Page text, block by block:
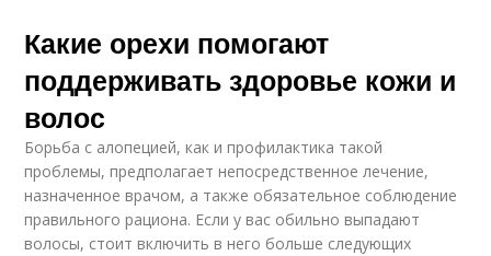
Какие орехи помогают
поддерживать здоровье кожи и
волос
Борьба с алопецией, как и профилактика такой
проблемы, предполагает непосредственное лечение,
назначенное врачом, а также обязательное соблюдение
правильного рациона. Если у вас обильно выпадают
волосы, стоит включить в него больше следующих